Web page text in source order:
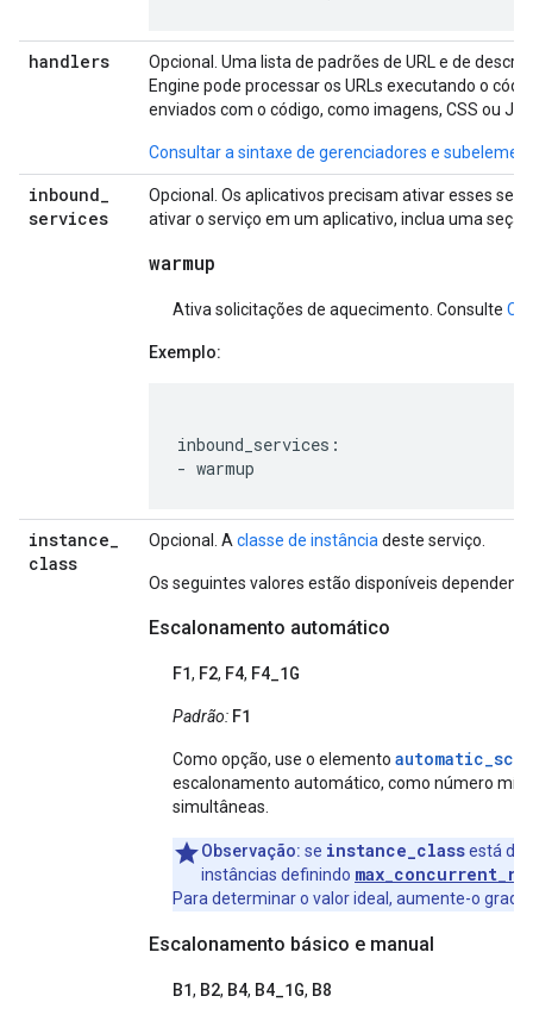
handlers
Opcional. Uma lista de padrões de URL e de
Engine pode processar os URLs executando o
enviados com o código, como imagens, CSS ou
Consultar a sintaxe de gerenciadores e
inbound_
services
Opcional. Os aplicativos precisam ativar esses
ativar o serviço em um aplicativo, inclua uma
warmup
Ativa solicitações de aquecimento. Consulte
Exemplo:
inbound_services:
- warmup
instance_
class
Opcional. A classe de instância deste serviço.
Os seguintes valores estão disponíveis
Escalonamento automático
F1, F2, F4, F4_1G
Padrão: F1
Como opção, use o elemento
escalonamento automático, como número
simultâneas.
Observação: se instance_classestá
instâncias definindo
Para determinar o valor ideal, aumente-o
Escalonamento básico e manual
B1, B2, B4, B4_1G, B8